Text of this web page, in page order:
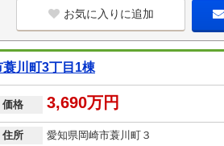
お気に入りに追加
蓑川町3丁目1棟
価格 3,690万円
住所 愛知県岡崎市蓑川町３